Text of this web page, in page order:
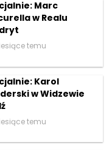
Marc
w Realu
temu
Karol
w Widzewie
temu